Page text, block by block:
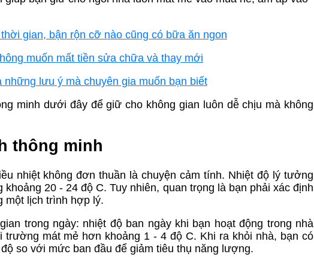
gian, bận rộn cỡ nào cũng có bữa ăn ngon
muốn mất tiền sửa chữa và thay mới
lưu ý mà chuyên gia muốn bạn biết
minh dưới đây để giữ cho không gian luôn dễ chịu mà không
thông minh
nhiệt không đơn thuần là chuyện cảm tính. Nhiệt độ lý tưởng
20 - 24 độ C. Tuy nhiên, quan trọng là bạn phải xác định
một lịch trình hợp lý.
trong ngày: nhiệt độ ban ngày khi bạn hoạt động trong nhà
mát mẻ hơn khoảng 1 - 4 độ C. Khi ra khỏi nhà, bạn có
so với mức ban đầu để giảm tiêu thụ năng lượng.